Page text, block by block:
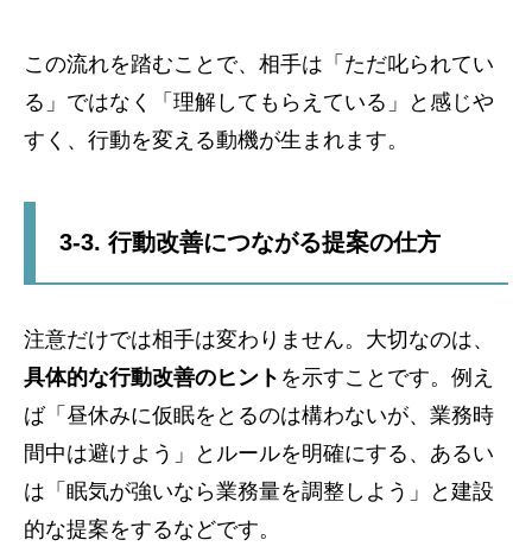
この流れを踏むことで、相手は「ただ叱られてい
る」ではなく「理解してもらえている」と感じや
すく、行動を変える動機が生まれます。
3-3. 行動改善につながる提案の仕方
注意だけでは相手は変わりません。大切なのは、
具体的な行動改善のヒント を示すことです。例え
ば「昼休みに仮眠をとるのは構わないが、業務時
間中は避けよう」とルールを明確にする、あるい
は「眠気が強いなら業務量を調整しよう」と建設
的な提案をするなどです。